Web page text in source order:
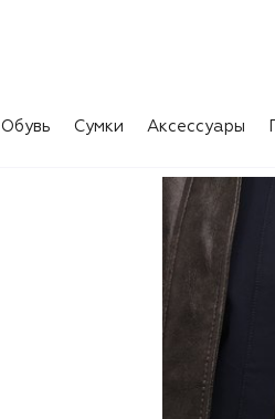
Обувь Сумки Аксессуары